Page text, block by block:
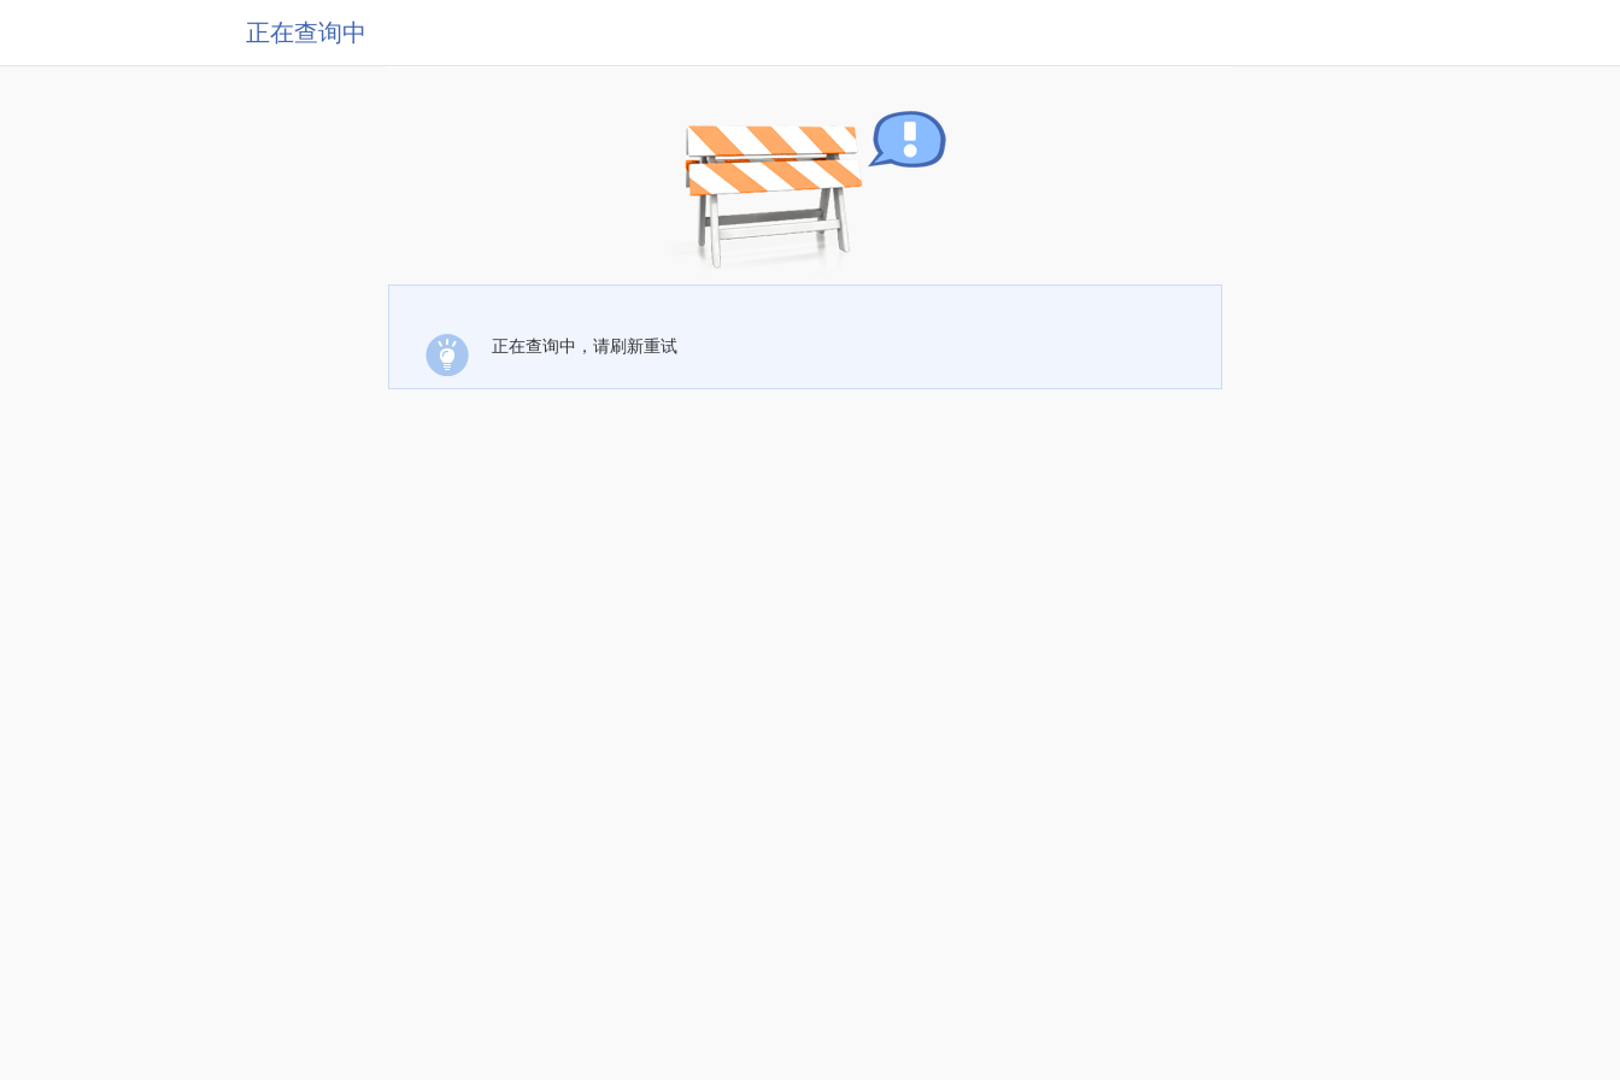
正在查询中
正在查询中，请刷新重试